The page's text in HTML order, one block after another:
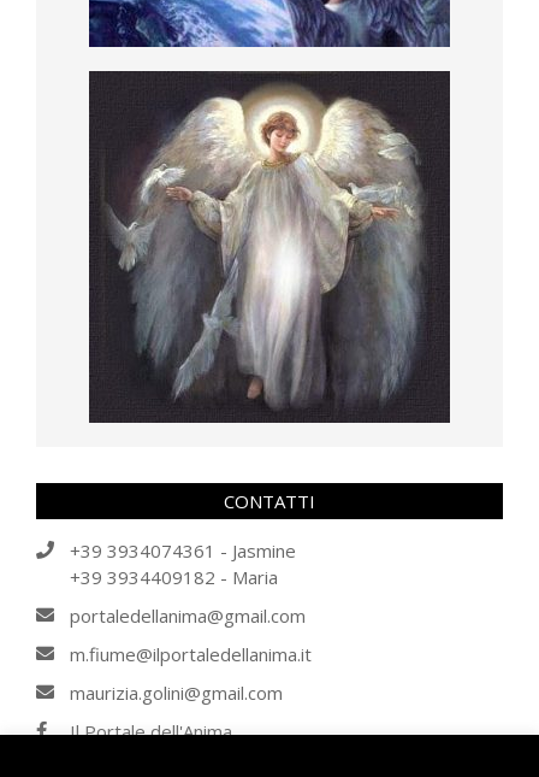
CONTATTI
+39 3934074361 - Jasmine
+39 3934409182 - Maria
portaledellanima@gmail.com
m.fiume@ilportaledellanima.it
maurizia.golini@gmail.com
Il Portale dell'Anima